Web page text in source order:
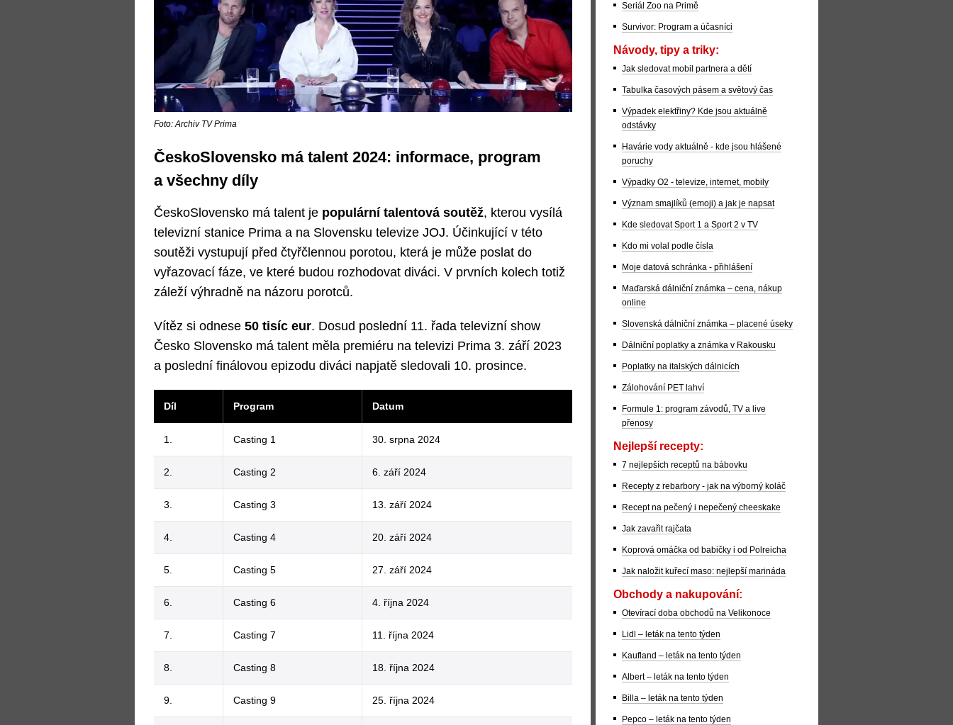
Foto: Archiv TV Prima
ČeskoSlovensko má talent 2024: informace, program
a všechny díly
ČeskoSlovensko má talent je populární talentová soutěž, kterou vysílá
televizní stanice Prima a na Slovensku televize JOJ. Účinkující v této
soutěži vystupují před čtyřčlennou porotou, která je může poslat do
vyřazovací fáze, ve které budou rozhodovat diváci. V prvních kolech totiž
záleží výhradně na názoru porotců.
Vítěz si odnese 50 tisíc eur. Dosud poslední 11. řada televizní show
Česko Slovensko má talent měla premiéru na televizi Prima 3. září 2023
a poslední finálovou epizodu diváci napjatě sledovali 10. prosince.
Díl Program Datum
1. Casting 1 30. srpna 2024
2. Casting 2 6. září 2024
3. Casting 3 13. září 2024
4. Casting 4 20. září 2024
5. Casting 5 27. září 2024
6. Casting 6 4. října 2024
7. Casting 7 11. října 2024
8. Casting 8 18. října 2024
9. Casting 9 25. října 2024
Seriál Zoo na Primě
Survivor: Program a účasníci
Návody, tipy a triky:
Jak sledovat mobil partnera a dětí
Tabulka časových pásem a světový čas
Výpadek elektřiny? Kde jsou aktuálně
odstávky
Havárie vody aktuálně - kde jsou hlášené
poruchy
Výpadky O2 - televize, internet, mobily
Význam smajlíků (emoji) a jak je napsat
Kde sledovat Sport 1 a Sport 2 v TV
Kdo mi volal podle čísla
Moje datová schránka - přihlášení
Maďarská dálniční známka – cena, nákup
online
Slovenská dálniční známka – placené úseky
Dálniční poplatky a známka v Rakousku
Poplatky na italských dálnicích
Zálohování PET lahví
Formule 1: program závodů, TV a live
přenosy
Nejlepší recepty:
7 nejlepších receptů na bábovku
Recepty z rebarbory - jak na výborný koláč
Recept na pečený i nepečený cheeskake
Jak zavařit rajčata
Koprová omáčka od babičky i od Polreicha
Jak naložit kuřecí maso: nejlepší marináda
Obchody a nakupování:
Otevírací doba obchodů na Velikonoce
Lidl – leták na tento týden
Kaufland – leták na tento týden
Albert – leták na tento týden
Billa – leták na tento týden
Pepco – leták na tento týden